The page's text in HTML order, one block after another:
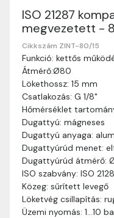
ISO 21287
megvezetett -
Cikkszám ZINT-80/15
Funkció: kettős
Átmérő:Ø80
Lökethossz: 15 mm
Csatlakozás: G 1/8"
Hőmérséklet
Dugattyú: mágneses
Dugattyú anyaga:
Dugattyúrúd menet:
Dugattyúrúd átmérő:
ISO szabvány: ISO
Közeg: sűrített levegő
Löketvég csillapítás:
Üzemi nyomás: 1…10
Szállítási
Nagyon köszönjük,
vásárlásaitokhoz. Az
információinkat, hogy
zökkenőmentesen
Szállítási idő:
munkanapon
valamilyen
ideig tart, előre
Szállítási díj: A
és a szállítási
díjat a vásárlás
mielőtt a